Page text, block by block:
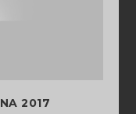
2017